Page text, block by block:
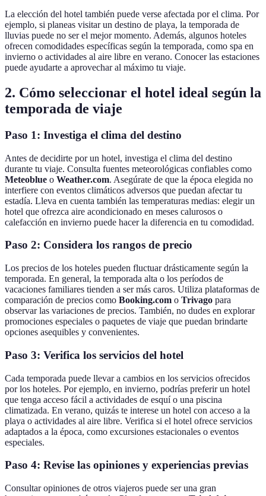
La elección del hotel también puede verse afectada por el clima. Por
ejemplo, si planeas visitar un destino de playa, la temporada de
lluvias puede no ser el mejor momento. Además, algunos hoteles
ofrecen comodidades específicas según la temporada, como spa en
invierno o actividades al aire libre en verano. Conocer las estaciones
puede ayudarte a aprovechar al máximo tu viaje.
2. Cómo seleccionar el hotel ideal según la
temporada de viaje
Paso 1: Investiga el clima del destino
Antes de decidirte por un hotel, investiga el clima del destino
durante tu viaje. Consulta fuentes meteorológicas confiables como
Meteoblue o Weather.com. Asegúrate de que la época elegida no
interfiere con eventos climáticos adversos que puedan afectar tu
estadía. Lleva en cuenta también las temperaturas medias: elegir un
hotel que ofrezca aire acondicionado en meses calurosos o
calefacción en invierno puede hacer la diferencia en tu comodidad.
Paso 2: Considera los rangos de precio
Los precios de los hoteles pueden fluctuar drásticamente según la
temporada. En general, la temporada alta o los períodos de
vacaciones familiares tienden a ser más caros. Utiliza plataformas de
comparación de precios como Booking.com o Trivago para
observar las variaciones de precios. También, no dudes en explorar
promociones especiales o paquetes de viaje que puedan brindarte
opciones asequibles y convenientes.
Paso 3: Verifica los servicios del hotel
Cada temporada puede llevar a cambios en los servicios ofrecidos
por los hoteles. Por ejemplo, en invierno, podrías preferir un hotel
que tenga acceso fácil a actividades de esquí o una piscina
climatizada. En verano, quizás te interese un hotel con acceso a la
playa o actividades al aire libre. Verifica si el hotel ofrece servicios
adaptados a la época, como excursiones estacionales o eventos
especiales.
Paso 4: Revise las opiniones y experiencias previas
Consultar opiniones de otros viajeros puede ser una gran